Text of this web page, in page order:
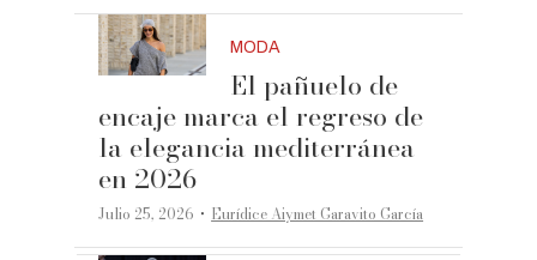
MODA
El pañuelo de
encaje marca el regreso de
la elegancia mediterránea
en 2026
Julio 25, 2026 ·Eurídice Aiymet Garavito García